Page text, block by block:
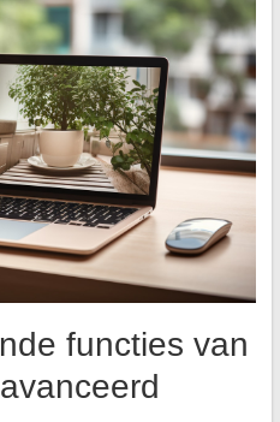
functies van